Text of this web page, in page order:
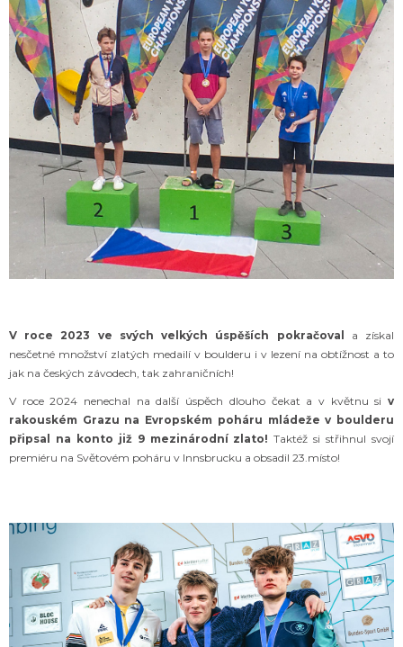
V roce 2023 ve svých velkých úspěších pokračoval a získal
nesčetné množství zlatých medailí v boulderu i v lezení na obtížnost a to
jak na českých závodech, tak zahraničních!
V roce 2024 nenechal na další úspěch dlouho čekat a v květnu si v
rakouském Grazu na Evropském poháru mládeže v boulderu
připsal na konto již 9 mezinárodní zlato! Taktéž si střihnul svojí
premiéru na Světovém poháru v Innsbrucku a obsadil 23.místo!